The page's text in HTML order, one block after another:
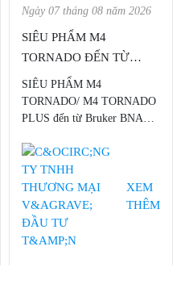
Ngày 07 tháng 08 năm 2026
SIÊU PHẨM M4
TORNADO ĐẾN TỪ
BRUKER BNA - ĐỨC
SIÊU PHẨM M4
TORNADO/ M4 TORNADO
PLUS đến từ Bruker BNA
Công ty TNHH Thương mại
và Đầu tư T&N tại Việt Nam
XEM
THÊM